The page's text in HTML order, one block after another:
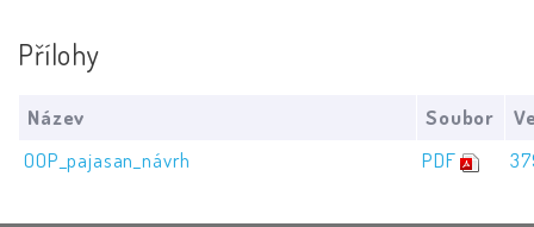
Přílohy
Název Soubor
OOP_pajasan_návrh
PDF